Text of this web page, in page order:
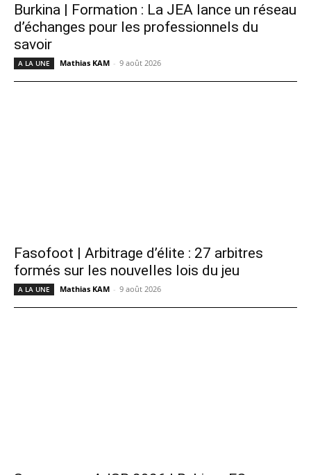
Burkina | Formation : La JEA lance un réseau
d’échanges pour les professionnels du
savoir
A LA UNE Mathias KAM - 9 août 2026
Fasofoot | Arbitrage d’élite : 27 arbitres
formés sur les nouvelles lois du jeu
A LA UNE Mathias KAM - 9 août 2026